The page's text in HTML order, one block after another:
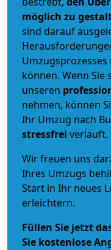
möglich zu
sind darauf
können. Wenn Sie
unseren
nehmen, können
Ihr Umzug nach
stressfrei verläuft.
Wir freuen uns
Ihres Umzugs
Start in Ihr neues
erleichtern.
Füllen Sie jetzt
Sie kostenlose